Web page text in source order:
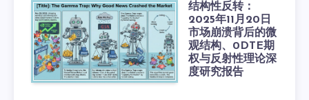
结构性反转：
2025年11月20日
市场崩溃背后的微
观结构、0DTE期
权与反射性理论深
度研究报告